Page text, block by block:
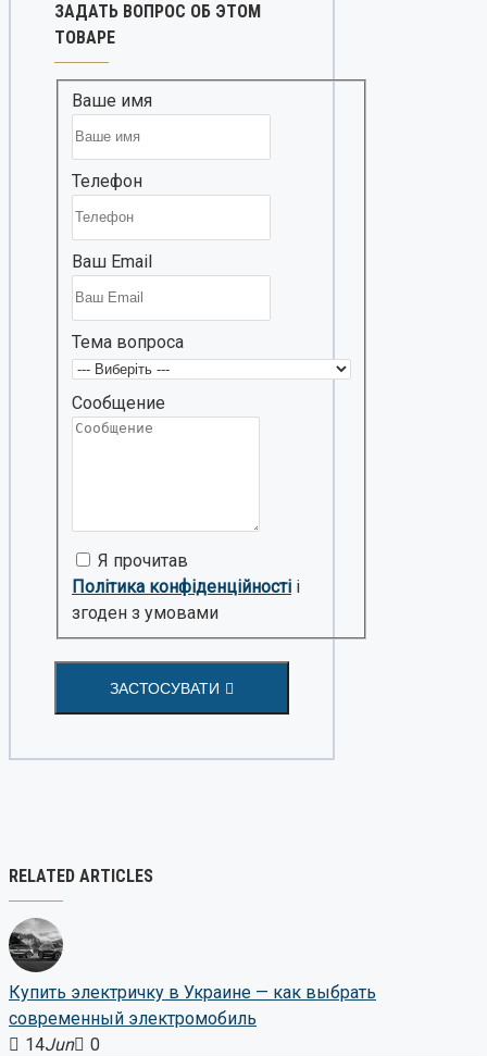
ЗАДАТЬ ВОПРОС ОБ ЭТОМ
ТОВАРЕ
Ваше имя
Телефон
Ваш Email
Тема вопроса
Сообщение
Я прочитав
Політика конфіденційності і
згоден з умовами
ЗАСТОСУВАТИ
RELATED ARTICLES
Купить электричку в Украине — как выбрать
современный электромобиль
14Jun 0